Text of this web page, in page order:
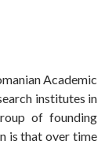
Academic
institutes in
of founding
is that over time